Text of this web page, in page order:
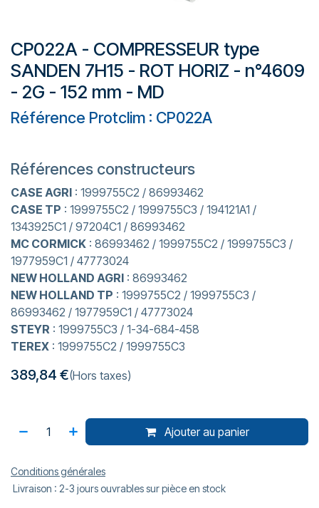
CP022A - COMPRESSEUR type
SANDEN 7H15 - ROT HORIZ - n°4609
- 2G - 152 mm - MD
Référence Protclim : CP022A
Références constructeurs
CASE AGRI : 1999755C2 / 86993462
CASE TP : 1999755C2 / 1999755C3 / 194121A1 /
1343925C1 / 97204C1 / 86993462
MC CORMICK : 86993462 / 1999755C2 / 1999755C3 /
1977959C1 / 47773024
NEW HOLLAND AGRI : 86993462
NEW HOLLAND TP : 1999755C2 / 1999755C3 /
86993462 / 1977959C1 / 47773024
STEYR : 1999755C3 / 1-34-684-458
TEREX : 1999755C2 / 1999755C3
389,84 €(Hors taxes)
Ajouter au panier
Conditions générales
Livraison : 2-3 jours ouvrables sur pièce en stock